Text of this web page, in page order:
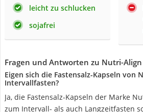
leicht zu schlucken
sojafrei
Fragen und Antworten zu Nutri-
Eigen sich die Fastensalz-Kapseln von
Intervallfasten?
Ja, die Fastensalz-Kapseln der Marke
zum Intervall- als auch Langzeitfasten